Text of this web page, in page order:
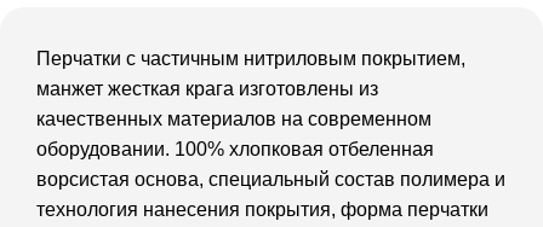
Перчатки с частичным нитриловым покрытием,
манжет жесткая крага изготовлены из
качественных материалов на современном
оборудовании. 100% хлопковая отбеленная
ворсистая основа, специальный состав полимера и
технология нанесения покрытия, форма перчатки